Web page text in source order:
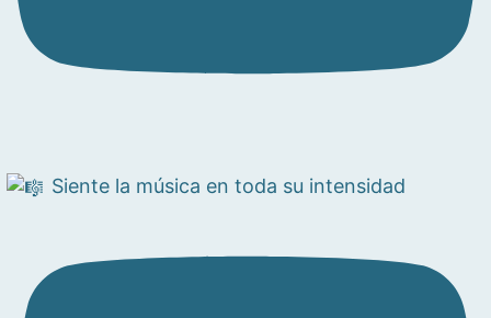
Siente la música en toda su intensidad